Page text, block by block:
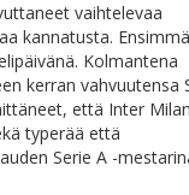
vaihtelevaa
kannatusta.
Kolmantena
kerran vahvuutensa
että Inter
typerää että
Serie A -